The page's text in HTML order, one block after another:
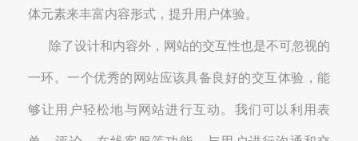
体元素来丰富内容形式，提升用户体验。
除了设计和内容外，网站的交互性也是不可忽视的
一环。一个优秀的网站应该具备良好的交互体验，能
够让用户轻松地与网站进行互动。我们可以利用表